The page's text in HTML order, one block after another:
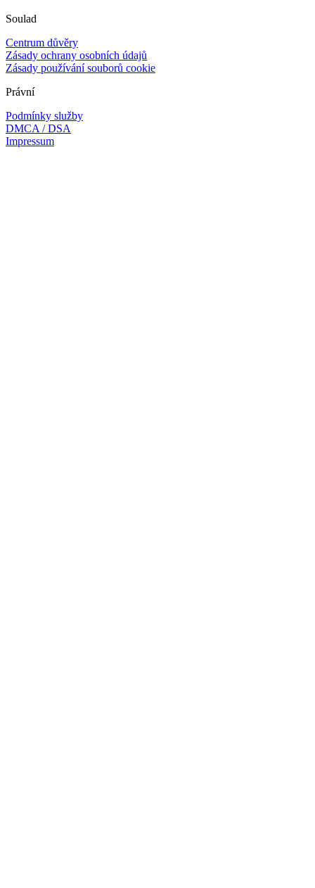
Soulad
Centrum důvěry
Zásady ochrany osobních údajů
Zásady používání souborů cookie
Právní
Podmínky služby
DMCA / DSA
Impressum